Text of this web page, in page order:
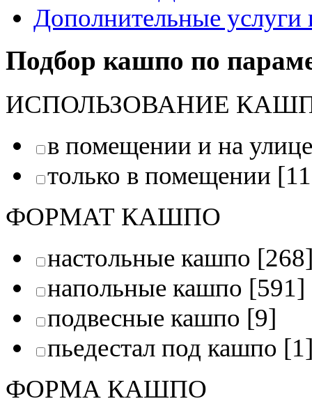
Дополнительные услуги
Подбор кашпо по
ИСПОЛЬЗОВАНИЕ
в помещении и на улице
только в помещении
ФОРМАТ КАШПО
настольные кашпо
напольные кашпо [591]
подвесные кашпо [9]
пьедестал под кашпо
ФОРМА КАШПО